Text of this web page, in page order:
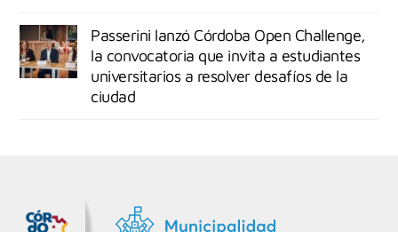
Passerini lanzó Córdoba Open Challenge,
la convocatoria que invita a estudiantes
universitarios a resolver desafíos de la
ciudad